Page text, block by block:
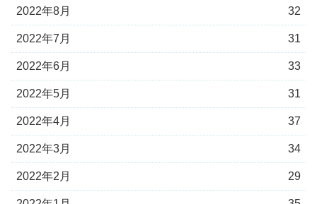
2022年8月 32
2022年7月 31
2022年6月 33
2022年5月 31
2022年4月 37
2022年3月 34
2022年2月 29